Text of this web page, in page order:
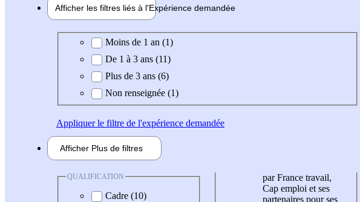
Afficher les filtres liés à l'Expérience demandée
Expérience demandée
Moins de 1 an (1)
De 1 à 3 ans (11)
Plus de 3 ans (6)
Non renseignée (1)
Appliquerle filtre de l'expérience demandée
Afficher Plus de filtres
QUALIFICATION
Cadre (10)
par France travail,
Cap emploi et ses
partenaires pour ses